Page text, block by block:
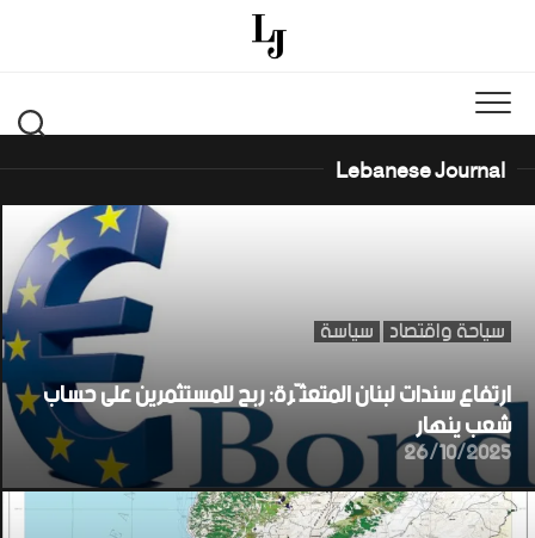
Lebanese Journal
سياحة واقتصاد سياسة
ارتفاع سندات لبنان المتعثّرة: ربح للمستثمرين على حساب
شعب ينهار
26/10/2025